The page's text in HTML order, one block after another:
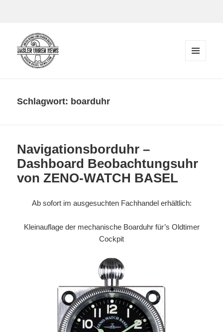
Schlagwort: boarduhr
Navigationsborduhr –
Dashboard Beobachtungsuhr
von ZENO-WATCH BASEL
Ab sofort im ausgesuchten Fachhandel erhältlich:
Kleinauflage der mechanische Boarduhr für’s Oldtimer
Cockpit